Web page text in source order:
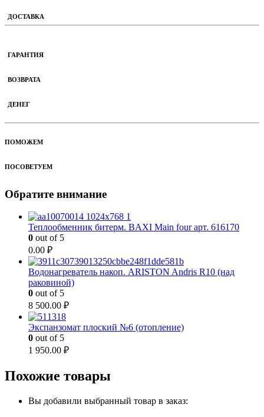
ДОСТАВКА
ГАРАНТИЯ
ВОЗВРАТА
ДЕНЕГ
ПОМОЖЕМ
ПОСОВЕТУЕМ
Обратите внимание
Теплообменник битерм. BAXI Main four арт. 616170
0 out of 5
0.00 ₽
Водонагреватель накоп. ARISTON Andris R10 (над
раковиной)
0 out of 5
8 500.00 ₽
Экспанзомат плоский №6 (отопление)
0 out of 5
1 950.00 ₽
Похожие товары
Вы добавили выбранный товар в заказ: